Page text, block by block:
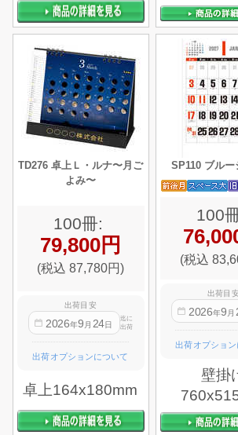
TD276 卓上Ｌ・ルナ〜月ご
よみ〜
100冊:
79,800円
(税込 87,780円)
出荷目安
2026年9 月 24日
迄に
出荷
出荷オプションについて
卓上164x180mm
SP110 ブルー
100
(税込
出荷目
2026年9 月
出荷オプショ
壁掛